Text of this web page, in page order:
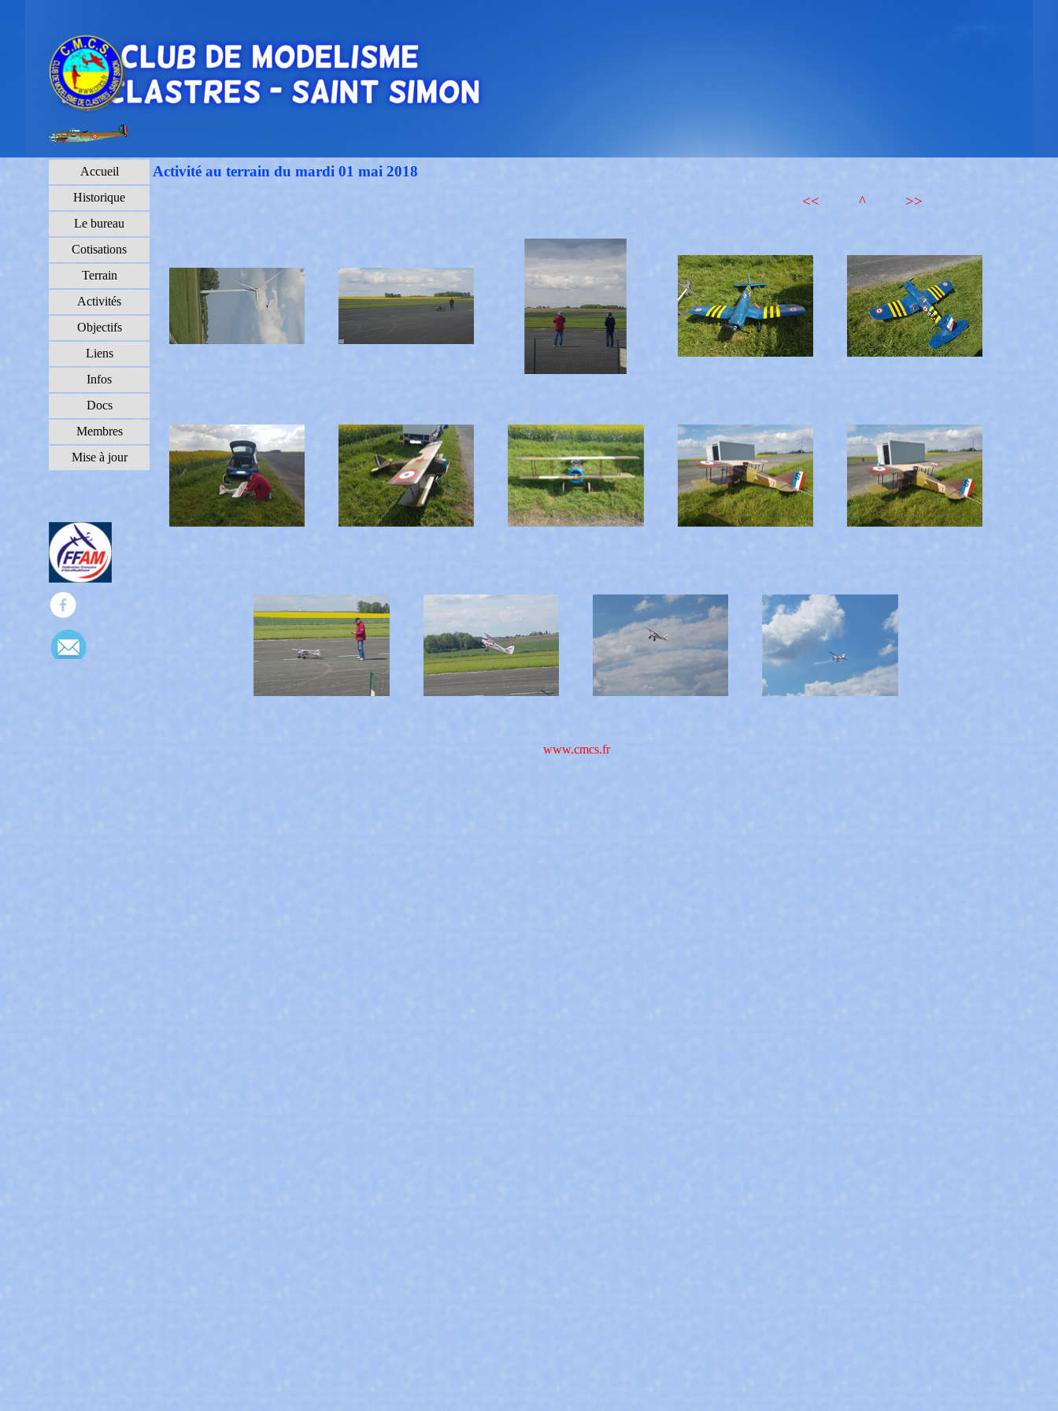
Sauter le menu
Accueil
Historique
Le bureau
Cotisations
Terrain
▼
Activités
▼
Objectifs
▼
Liens
Infos
Docs
Membres
▼
Mise à jour
▼
Activité au terrain du mardi 01 mai 2018
<<
^ >>
www.cmcs.fr